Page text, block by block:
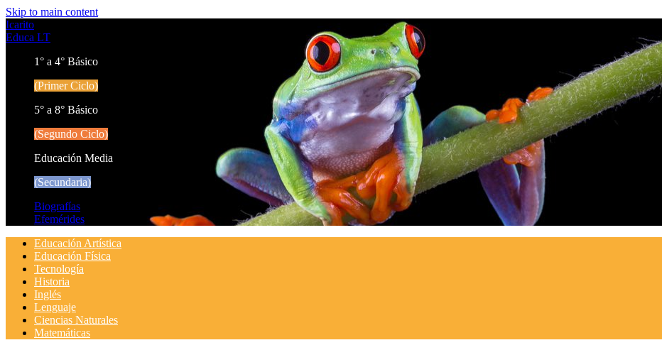
Skip to main content
Icarito
Educa LT
1° a 4° Básico
(Primer Ciclo)
5° a 8° Básico
(Segundo Ciclo)
Educación Media
(Secundaria)
Biografías
Efemérides
Educación Artística
Educación Física
Tecnología
Historia
Inglés
Lenguaje
Ciencias Naturales
Matemáticas